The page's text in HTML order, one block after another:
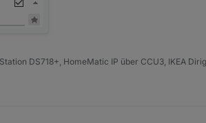
DS718+, HomeMatic IP über CCU3, IKEA